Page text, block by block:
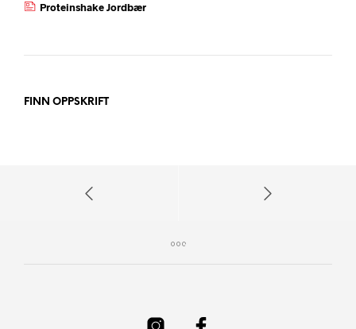
Proteinshake Jordbær
FINN OPPSKRIFT